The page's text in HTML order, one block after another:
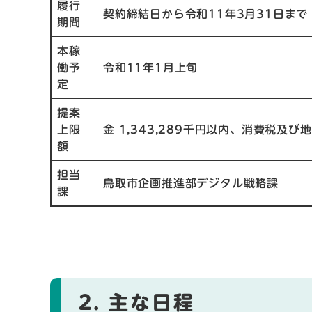
履行
期間
契約締結日から令和11年3月31日まで
本稼
働予
定
令和11年1月上旬
提案
上限
額
金 1,343,289千円以内、消費税及び地
担当
課
鳥取市企画推進部デジタル戦略課
2. 主な日程